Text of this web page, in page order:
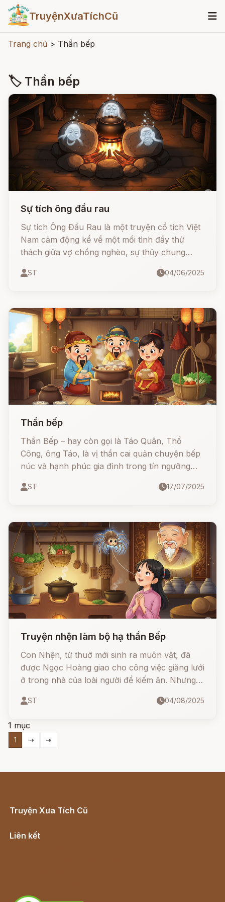
TruyệnXưaTíchCũ
Trang chủ > Thần bếp
🏷 Thần bếp
Sự tích ông đầu rau
Sự tích Ông Đầu Rau là một truyện cổ tích Việt
Nam cảm động kể về một mối tình đầy thử
thách giữa vợ chồng nghèo, sự thủy chung
thúc bằng cái chết đau thương. Nhưng chính
thành ba ông đầu rau – Táo Quân, mãi mãi ở
bên nhau trong mỗi gian bếp Việt.
ST 04/06/2025
Thần bếp
Thần Bếp – hay còn gọi là Táo Quân, Thổ
Công, ông Táo, là vị thần cai quản chuyện bếp
núc và hạnh phúc gia đình trong tín ngưỡng
Chạp, Thần cưỡi cá chép lên trời để tâu với
ST 17/07/2025
Truyện nhện làm bộ hạ thần Bếp
Con Nhện, từ thuở mới sinh ra muôn vật, đã
được Ngọc Hoàng giao cho công việc giăng lưới
ở trong nhà của loài người để kiếm ăn. Nhưng
bao nhiêu tơ lòng mới làm xong một cái lưới
quơ một lượt lưới đã đứt tung.
ST 04/08/2025
1 mục
1 ⇢ ⇥
Truyện Xưa Tích Cũ
Liên kết